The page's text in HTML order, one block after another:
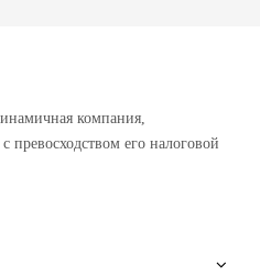
компания,
превосходством его налоговой